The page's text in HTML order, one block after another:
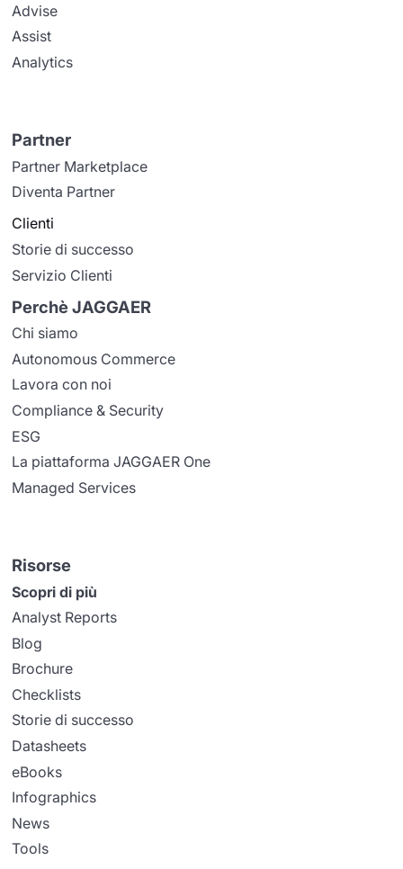
Advise
Assist
Analytics
Partner
Partner Marketplace
Diventa Partner
Clienti
Storie di successo
Servizio Clienti
Perchè JAGGAER
Chi siamo
Autonomous Commerce
Lavora con noi
Compliance & Security
ESG
La piattaforma JAGGAER One
Managed Services
Risorse
Scopri di più
Analyst Reports
Blog
Brochure
Checklists
Storie di successo
Datasheets
eBooks
Infographics
News
Tools